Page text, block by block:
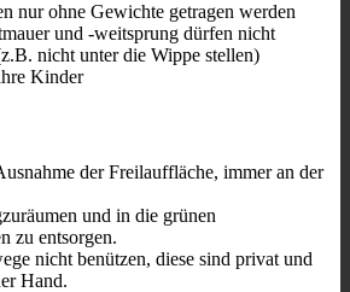
nur ohne Gewichte getragen werden
und -weitsprung dürfen nicht
nicht unter die Wippe stellen)
Kinder
der Freilauffläche, immer an der
und in die grünen
zu entsorgen.
nicht benützen, diese sind privat und
Hand.